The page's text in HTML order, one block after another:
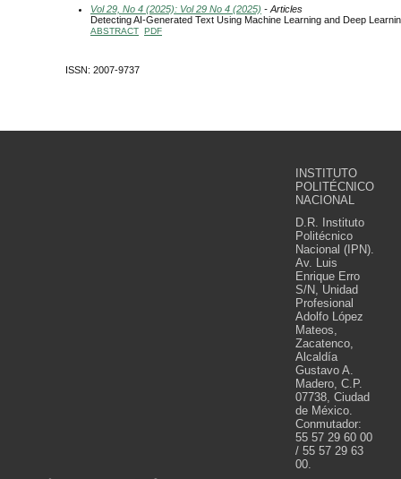
Vol 29, No 4 (2025): Vol 29 No 4 (2025) - Articles
Detecting AI-Generated Text Using Machine Learning and Deep
ABSTRACT PDF
ISSN: 2007-9737
INSTITUTO
POLITÉCNICO
NACIONAL
D.R. Instituto
Politécnico
Nacional (IPN).
Av. Luis
Enrique Erro
S/N, Unidad
Profesional
Adolfo López
Mateos,
Zacatenco,
Alcaldía
Gustavo A.
Madero, C.P.
07738, Ciudad
de México.
Conmutador:
55 57 29 60 00
/ 55 57 29 63
00.